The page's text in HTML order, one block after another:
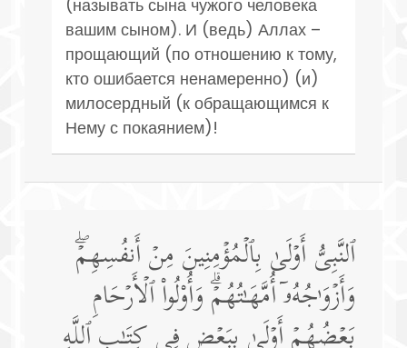
(называть сына чужого человека
вашим сыном). И (ведь) Аллах –
прощающий (по отношению к тому,
кто ошибается ненамеренно) (и)
милосердный (к обращающимся к
Нему с покаянием)!
ٱلنَّبِیُّ أَوۡلَىٰ بِٱلۡمُؤۡمِنِینَ مِنۡ أَنفُسِهِمۡۖ
وَأَزۡوَ ٰ⁠جُهُۥۤ أُمَّهَـٰتُهُمۡۗ وَأُو۟لُوا۟ ٱلۡأَرۡحَامِ
بَعۡضُهُمۡ أَوۡلَىٰ بِبَعۡضࣲ فِی كِتَـٰبِ ٱللَّهِ